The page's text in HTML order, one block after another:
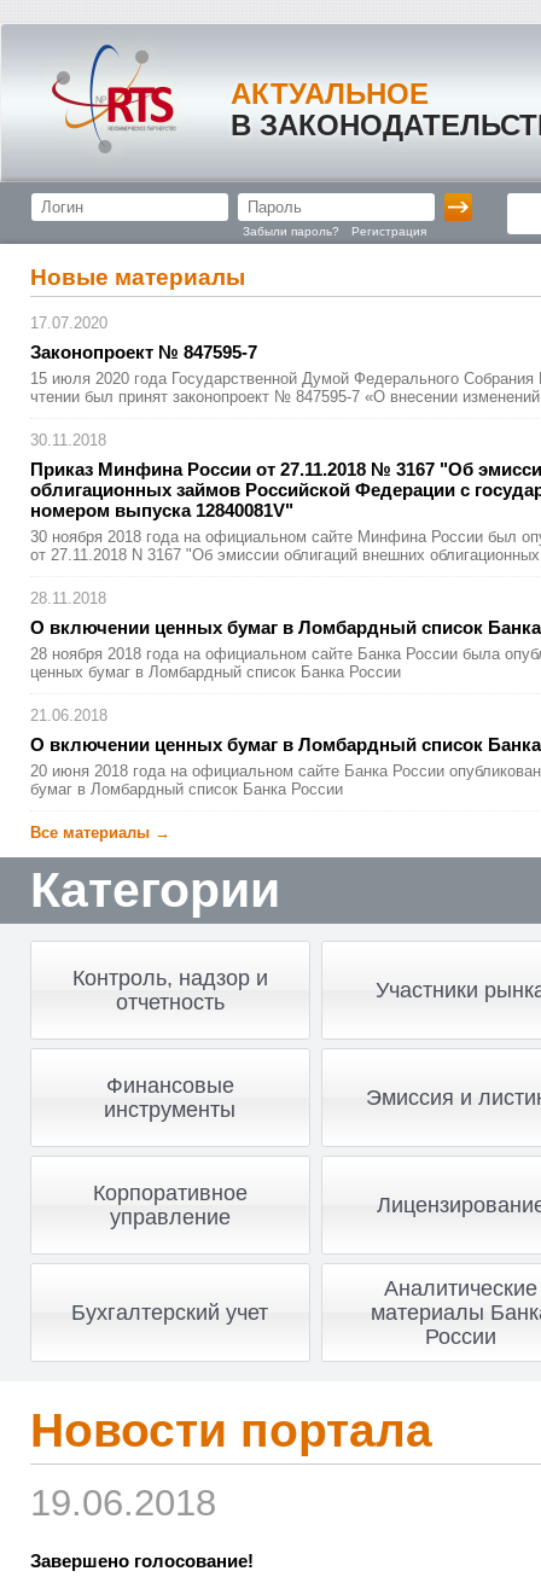
АКТУАЛЬНОЕ
В
Забыли пароль? Регистрация
Новые материалы
17.07.2020
Законопрое­кт № 847595-7
15 июля 2020 года Государственной Думой Федерального
чтении был принят законопроект № 847595-7 «О внесении
30.11.2018
Приказ Минфина России от 27.11.2018 № 3167 "Об
облигацион­ных займов Российской Федерации с
номером выпуска 12840081V"
30 ноября 2018 года на официальном сайте Минфина России был
от 27.11.2018 N 3167 "Об эмиссии облигаций внешних
28.11.2018
О включении ценных бумаг в Ломбардный список
28 ноября 2018 года на официальном сайте Банка России была
ценных бумаг в Ломбардный список Банка России
21.06.2018
О включении ценных бумаг в Ломбардный список
20 июня 2018 года на официальном сайте Банка России
бумаг в Ломбардный список Банка России
Все материалы →
Категории
Контроль, надзор и
отчетность
Участники
Финансовые
инструменты
Эмиссия и
Корпоративное
управление
Бухгалтерский учет
Аналитические
материалы
России
Новости портала
19.06.2018
Завершено голосование!